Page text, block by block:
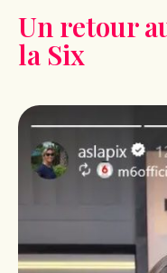
Un retour
la Six